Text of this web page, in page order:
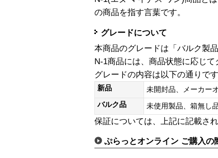
の商品を指す言葉です。
グレードについて
本商品のグレードは「バルク製
N-1商品には、商品状態に応じ
グレードの内容は以下の通りで
新品
未開封品、メーカー
バルク品
未使用製品、箱無
保証については、上記に記載さ
ぷらっとオンライン ご購入の